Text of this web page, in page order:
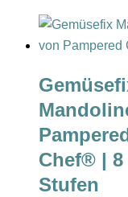
Chef® | 8
Stufen